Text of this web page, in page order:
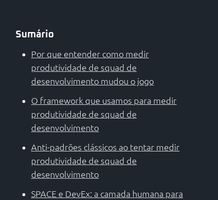
Sumário
Por que entender como medir
produtividade de squad de
desenvolvimento mudou o jogo
O framework que usamos para medir
produtividade de squad de
desenvolvimento
Anti-padrões clássicos ao tentar medir
produtividade de squad de
desenvolvimento
SPACE e DevEx: a camada humana para